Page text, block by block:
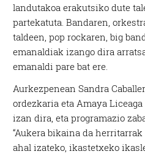
landutakoa erakutsiko dute
partekatuta. Bandaren,
taldeen, pop rockaren, big
emanaldiak izango dira
emanaldi pare bat ere.
Aurkezpenean Sandra
ordezkaria eta Amaya
izan dira, eta programazio
“Aukera bikaina da
ahal izateko, ikastetxeko